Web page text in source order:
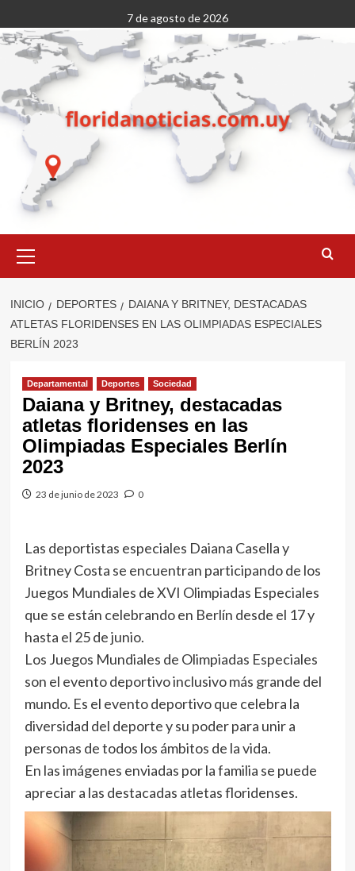
al
contenido
7 de agosto de 2026
primario
INICIO DEPORTES
DAIANA Y BRITNEY, DESTACADAS
ATLETAS FLORIDENSES EN LAS OLIMPIADAS ESPECIALES
BERLÍN 2023
Departamental Deportes Sociedad
Daiana y Britney, destacadas
atletas floridenses en las
Olimpiadas Especiales Berlín
2023
23 de junio de 2023 0
Las deportistas especiales Daiana Casella y
Britney Costa se encuentran participando de los
Juegos Mundiales de XVI Olimpiadas Especiales
que se están celebrando en Berlín desde el 17 y
hasta el 25 de junio.
Los Juegos Mundiales de Olimpiadas Especiales
son el evento deportivo inclusivo más grande del
mundo. Es el evento deportivo que celebra la
diversidad del deporte y su poder para unir a
personas de todos los ámbitos de la vida.
En las imágenes enviadas por la familia se puede
apreciar a las destacadas atletas floridenses.